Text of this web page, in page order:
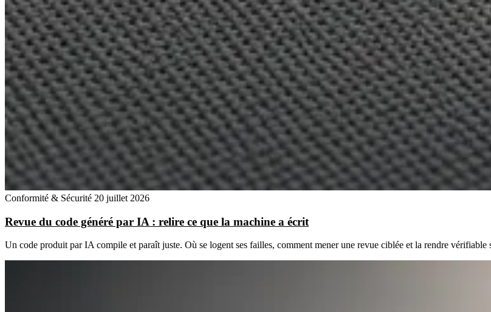
Conformité & Sécurité 20 juillet 2026
Revue du code généré par IA : relire ce que la machine a écrit
Un code produit par IA compile et paraît juste. Où se logent ses failles, comment mener une revue ciblée et la rendre